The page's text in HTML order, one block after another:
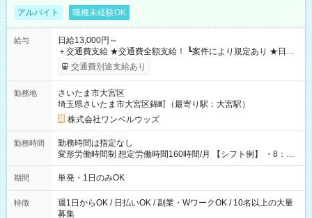
アルバイト 職種未経験OK
給与
日給13,000円～
＋交通費支給 ★交通費全額支給！ ┗案件により規定あり ★日払
いOK！（規定あり） ┗働いたその日に現金GET♪ お仕事後はコ
ンビニATMから 日払い分を引き落とせます！ 【試用期間】試
交通費別途支給あり
勤務地
さいたま市大宮区
埼玉県さいたま市大宮区錦町（最寄り駅：大宮駅）
株式会社ワンベルウッズ
勤務時間
勤務時間は指定なし
変形労働時間制 想定労働時間160時間/月 【シフト例】 ・8：00
～21：00
期間 単発・1日のみOK
特徴
週1日からOK / 日払いOK / 副業・WワークOK / 10名以上の大量
募集